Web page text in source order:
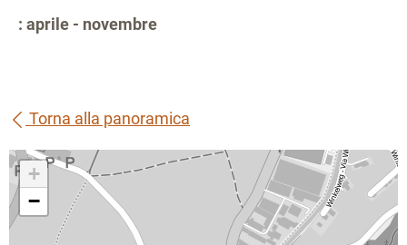
: aprile - novembre
Torna alla panoramica
+
−